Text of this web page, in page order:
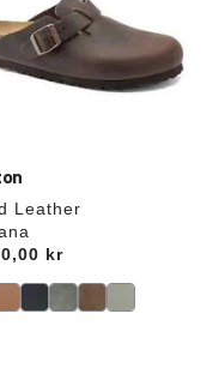
Leather
kr